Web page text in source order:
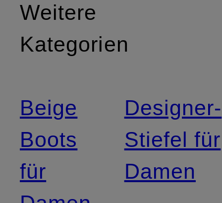
Weitere
Kategorien
Beige
Boots
für
Designer-
Stiefel für
Damen